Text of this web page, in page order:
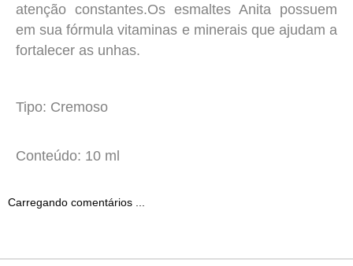
atenção constantes.Os esmaltes Anita possuem
em sua fórmula vitaminas e minerais que ajudam a
fortalecer as unhas.
Tipo: Cremoso
Conteúdo: 10 ml
Carregando comentários ...